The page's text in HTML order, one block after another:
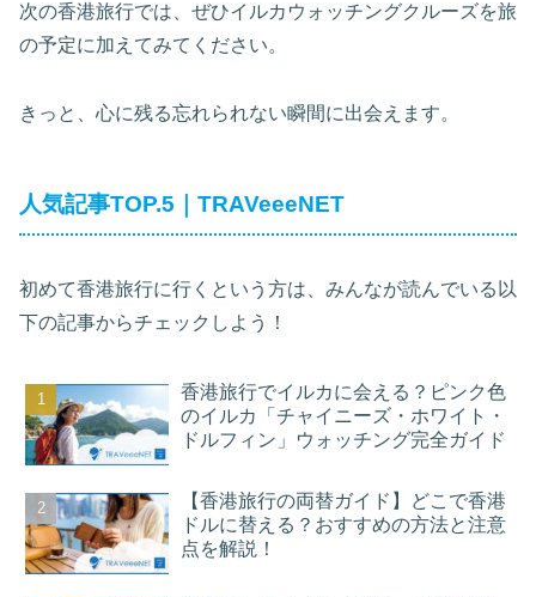
次の香港旅行では、ぜひイルカウォッチングクルーズを旅
の予定に加えてみてください。
きっと、心に残る忘れられない瞬間に出会えます。
人気記事TOP.5｜TRAVeeeNET
初めて香港旅行に行くという方は、みんなが読んでいる以
下の記事からチェックしよう！
香港旅行でイルカに会える？ピンク色
のイルカ「チャイニーズ・ホワイト・
ドルフィン」ウォッチング完全ガイド
【香港旅行の両替ガイド】どこで香港
ドルに替える？おすすめの方法と注意
点を解説！